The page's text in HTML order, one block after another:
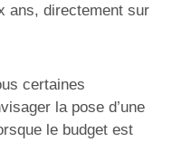
ans, directement sur
certaines
la pose d’une
le budget est